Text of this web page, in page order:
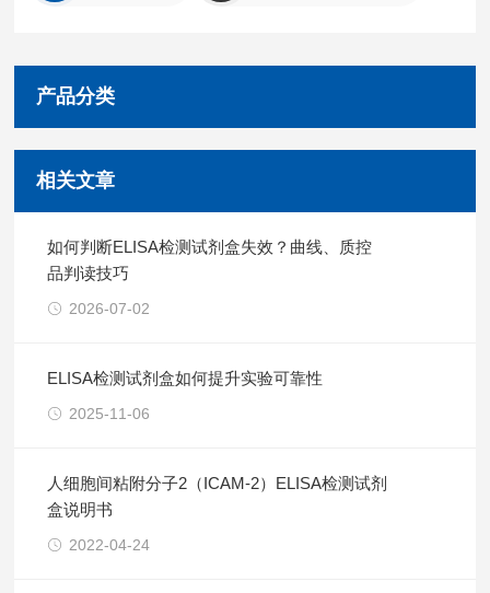
产品分类
相关文章
如何判断ELISA检测试剂盒失效？曲线、质控
品判读技巧
2026-07-02
ELISA检测试剂盒如何提升实验可靠性
2025-11-06
人细胞间粘附分子2（ICAM-2）ELISA检测试剂
盒说明书
2022-04-24